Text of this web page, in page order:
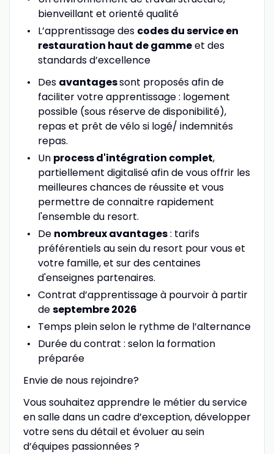
bienveillant et orienté qualité
L’apprentissage des codes du service en
restauration haut de gammeet des
standards d’excellence
Des avantagessont proposés afin de
faciliter votre apprentissage : logement
possible (sous réserve de disponibilité),
repas et prêt de vélo si logé/ indemnités
repas.
Un process d'intégration complet,
partiellement digitalisé afin de vous offrir les
meilleures chances de réussite et vous
permettre de connaitre rapidement
l'ensemble du resort.
De nombreux avantages: tarifs
préférentiels au sein du resort pour vous et
votre famille, et sur des centaines
d'enseignes partenaires.
Contrat d’apprentissage à pourvoir à partir
deseptembre 2026
Temps plein selon le rythme de l’alternance
Durée du contrat : selon la formation
préparée
Envie de nous rejoindre?
Vous souhaitez apprendre le métier du service
en salle dans un cadre d’exception, développer
votre sens du détail et évoluer au sein
d’équipes passionnées ?